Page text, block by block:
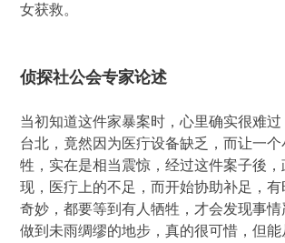
女获救。
侦探社公会专家论述
当初知道这件家暴案时，心里确实很难
台北，竟然因为医疔设备缺乏，而让一
牲，实在是相当震惊，经过这件案子後
现，医疔上的不足，而开始协助补足，
奇妙，都要等到有人牺牲，才会发现事
做到未雨绸缪的地步，真的很可惜，但能